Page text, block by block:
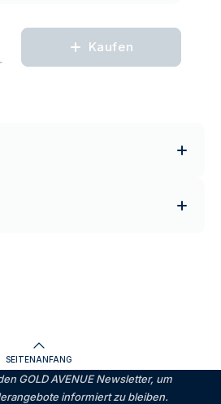
Kaufen
SEITENANFANG
GOLD AVENUE Newsletter, um
informiert zu bleiben.